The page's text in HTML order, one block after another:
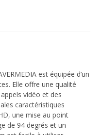
est équipée d’un
Elle offre une qualité
vidéo et des
caractéristiques
une mise au point
de 94 degrés et un